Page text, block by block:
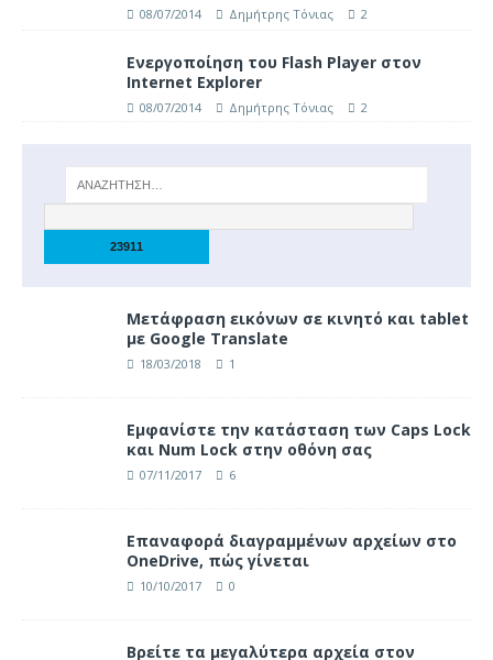
08/07/2014 Δημήτρης Τόνιας 2
Ενεργοποίηση του Flash Player στον
Internet Explorer
08/07/2014 Δημήτρης Τόνιας 2
Μετάφραση εικόνων σε κινητό και tablet
με Google Translate
18/03/2018 1
Eμφανίστε την κατάσταση των Caps Lock
και Num Lock στην οθόνη σας
07/11/2017 6
Επαναφορά διαγραμμένων αρχείων στο
OneDrive, πώς γίνεται
10/10/2017 0
Βρείτε τα μεγαλύτερα αρχεία στον